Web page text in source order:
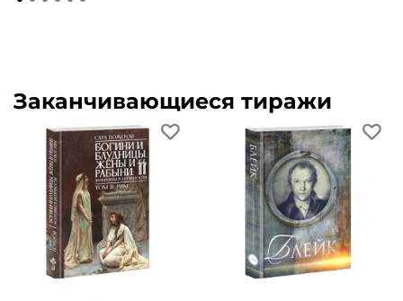
Заканчивающиеся тиражи